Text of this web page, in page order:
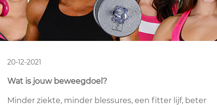
20-12-2021
Wat is jouw beweegdoel?
Minder ziekte, minder blessures, een fitter lijf, beter